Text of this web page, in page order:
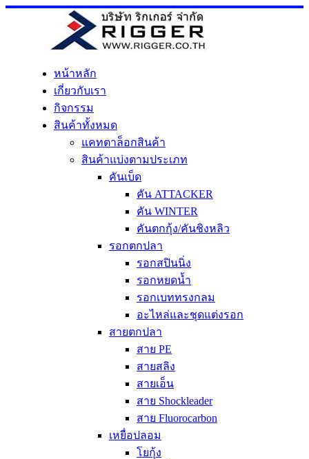
Skip
หน้าหลัก
เกี่ยวกับเรา
กิจกรรม
สินค้าทั้งหมด
แคทตาล็อกสินค้า
สินค้าแบ่งตามประเภท
คันเบ็ด
คัน ATTACKER
คัน WINTER
คันตกกุ้ง/คันชิงหลิว
รอกตกปลา
รอกสปินนิ่ง
รอกหยดน้ำ
รอกเบททรงกลม
อะไหล่และชุดแต่งรอก
สายตกปลา
สาย PE
สายสลิง
สายเอ็น
สาย Shockleader
สาย Fluorocarbon
เหยื่อปลอม
โยกุ้ง